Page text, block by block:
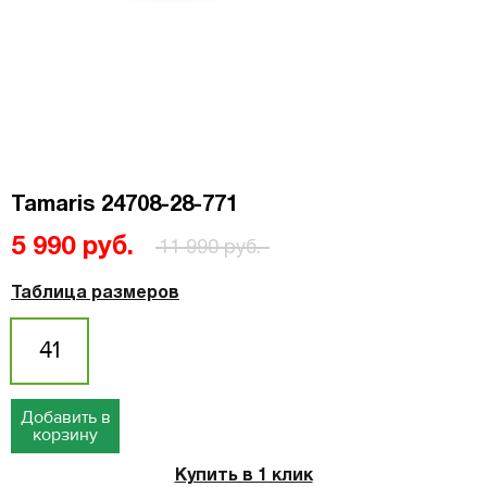
Tamaris 24708-28-771
5 990 руб. 11 990 руб.
Таблица размеров
41
Добавить в
корзину
Купить в 1 клик